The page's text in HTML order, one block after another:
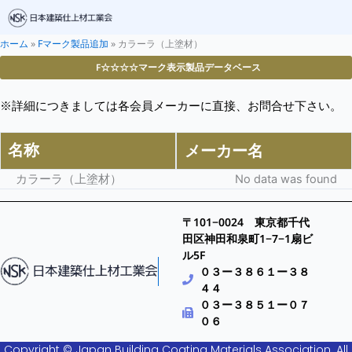
ホーム » Fマーク製品追加 » カラーラ（上塗材）
F☆☆☆☆マーク表示製品データベース
※詳細につきましては各会員メーカーに直接、お問合せ下さい。
名称 メーカー名
カラーラ（上塗材） No data was found
〒101−0024 東京都千代
田区神田和泉町1−7−1扇ビ
ル5F
０３ー３８６１ー３８
４４
０３ー３８５１ー０７
０６